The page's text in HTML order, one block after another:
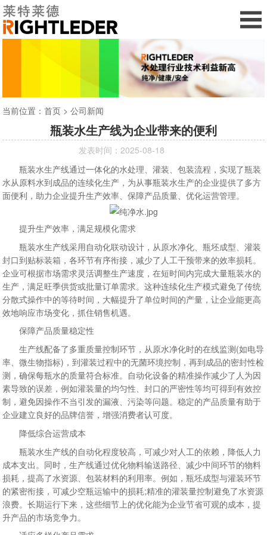
当前位置：首页 >公司新闻
瓶装水生产线为企业带来的便利
发表时间：2025-08-18
瓶装水生产线通过一体化的水处理、灌装、包装流程，实现了瓶装
水从原料水到成品的连续化生产，为从事瓶装水生产的企业提供了多方
面便利，助力企业提升生产效率、保障产品质量、优化运营管理。​
提升生产效率，满足规模化需求​
瓶装水生产线采用自动化联动设计，从原水净化、瓶坯成型、灌装
封口到贴标装箱，各环节有序衔接，减少了人工干预带来的效率损耗。
企业可根据市场需求灵活调整生产速度，在短时间内完成大量瓶装水的
生产，满足旺季供货或批量订单需求。这种连续化生产模式避免了传统
分散式操作中的等待时间，大幅提升了单位时间的产量，让企业能更高
效地响应市场变化，抓住销售机遇。​
保障产品质量稳定性​
生产线配备了多重质量控制环节，从原水净化时的在线监测(如电导
率、微生物指标)，到灌装过程中的无菌环境控制，再到成品的密封性检
测，确保每瓶水的质量符合标准。自动化设备的精准操作减少了人为因
素导致的误差，例如灌装量的均匀性、封口的严密性等均可得到有效控
制，避免因操作不当引发的漏液、污染等问题。稳定的产品质量有助于
企业建立良好的品牌信誉，增强消费者认可度。​
降低综合运营成本​
瓶装水生产线的自动化程度较高，可减少对人工的依赖，降低人力
成本支出。同时，生产线通过优化物料输送路径、减少中间环节的物料
损耗，提高了水资源、包装材料的利用率。例如，瓶坯成型与灌装环节
的紧密衔接，可减少空瓶运输中的损耗;精准的灌装量控制避免了水资源
浪费。长期运行下来，这些细节上的优化能为企业节省可观的成本，提
升产品的市场竞争力。​